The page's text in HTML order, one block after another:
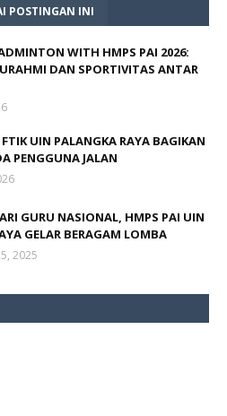
POSTINGAN INI
WITH HMPS PAI 2026:
DAN SPORTIVITAS ANTAR
UIN PALANGKA RAYA BAGIKAN
PENGGUNA JALAN
GURU NASIONAL, HMPS PAI UIN
GELAR BERAGAM LOMBA
2025